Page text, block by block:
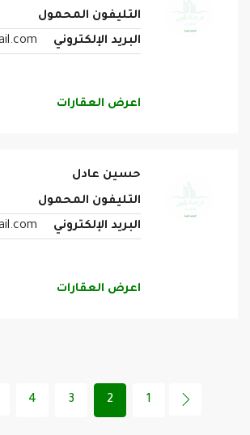
التليفون المحمول
البريد الإلكتروني
اعرض العقارات
حسين عادل
التليفون المحمول
البريد الإلكتروني
اعرض العقارات
1
2
3
4